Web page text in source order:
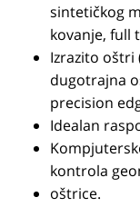
sintetičkog
kovanje, full
Izrazito oštri
dugotrajna
precision
Idealan
kontrola
oštrice.